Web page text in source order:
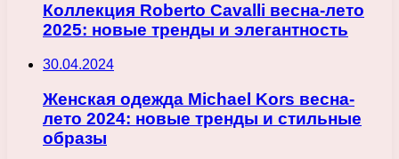
Коллекция Roberto Cavalli весна-лето
2025: новые тренды и элегантность
30.04.2024
Женская одежда Michael Kors весна-
лето 2024: новые тренды и стильные
образы